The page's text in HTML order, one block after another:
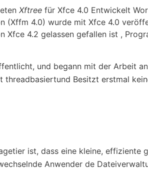
Xftree für Xfce 4.0 Entwickelt
(Xffm 4.0) wurde mit Xfce 4.0
Xfce 4.2 gelassen gefallen ist ,
und begann mit der Arbeit
Besitzt erstmal
ist, dass eine kleine, effiziente
Anwender de